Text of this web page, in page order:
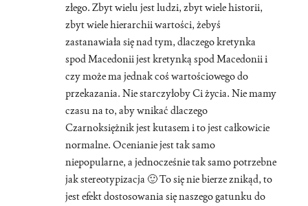
złego. Zbyt wielu jest ludzi, zbyt wiele historii,
zbyt wiele hierarchii wartości, żebyś
zastanawiała się nad tym, dlaczego kretynka
spod Macedonii jest kretynką spod Macedonii i
czy może ma jednak coś wartościowego do
przekazania. Nie starczyłoby Ci życia. Nie mamy
czasu na to, aby wnikać dlaczego
Czarnoksiężnik jest kutasem i to jest całkowicie
normalne. Ocenianie jest tak samo
niepopularne, a jednocześnie tak samo potrzebne
jak stereotypizacja 🙂 To się nie bierze znikąd, to
jest efekt dostosowania się naszego gatunku do